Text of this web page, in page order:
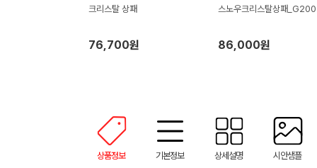
크리스탈 상패
76,700원
스노우크리스탈상패
86,000원
상품정보 기본정보 상세설명 시안샘플